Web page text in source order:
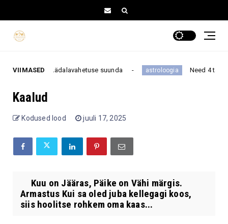
VIIMASED
kogu nädalavahetuse suunda astroloogia Need 4 tähemärki
Kaalud
Kodused lood juuli 17, 2025
Kuu on Jääras, Päike on Vähi märgis.
Armastus Kui sa oled juba kellegagi koos,
siis hoolitse rohkem oma kaas...